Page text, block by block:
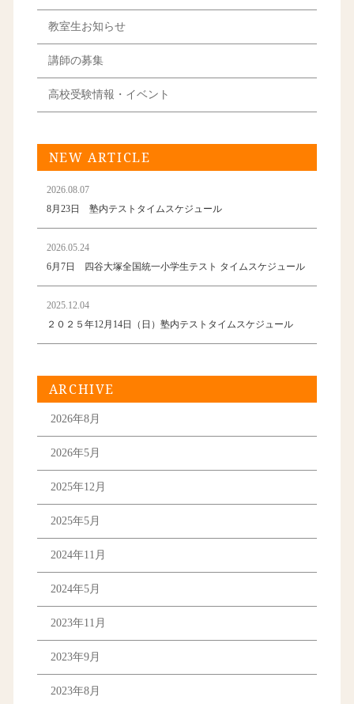
教室生お知らせ
講師の募集
高校受験情報・イベント
NEW ARTICLE
2026.08.07
8月23日 塾内テストタイムスケジュール
2026.05.24
6月7日 四谷大塚全国統一小学生テスト タイムスケジュール
2025.12.04
２０２５年12月14日（日）塾内テストタイムスケジュール
ARCHIVE
2026年8月
2026年5月
2025年12月
2025年5月
2024年11月
2024年5月
2023年11月
2023年9月
2023年8月